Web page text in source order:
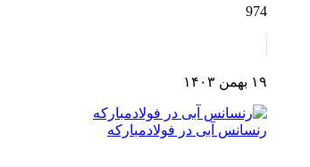
974
۱۹ بهمن ۱۴۰۳
رنسانس آبی در فولادمبارکه